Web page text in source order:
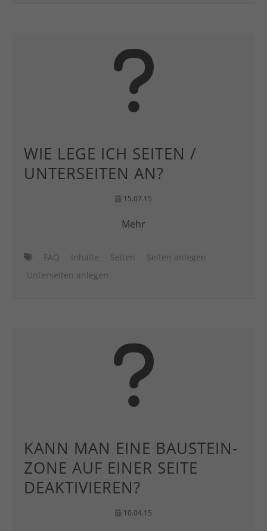
WIE LEGE ICH SEITEN /
UNTERSEITEN AN?
15.07.15
Mehr
FAQ Inhalte Seiten
Seiten anlegen
Unterseiten anlegen
KANN MAN EINE BAUSTEIN-
ZONE AUF EINER SEITE
DEAKTIVIEREN?
10.04.15